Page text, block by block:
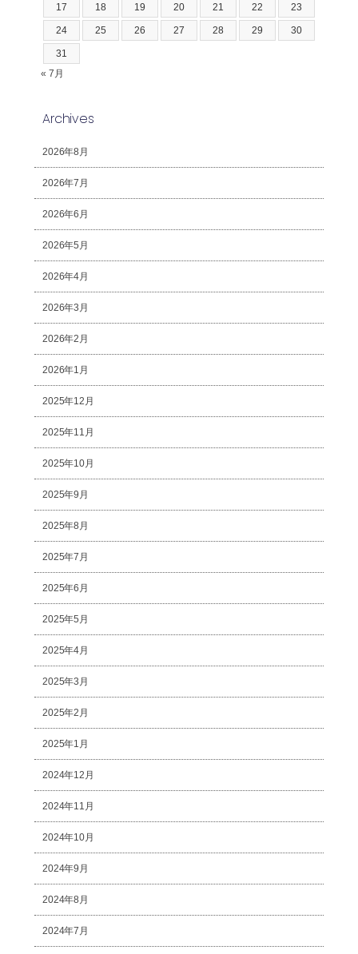
17 18 19 20 21 22 23
24 25 26 27 28 29 30
31
« 7月
Archives
2026年8月
2026年7月
2026年6月
2026年5月
2026年4月
2026年3月
2026年2月
2026年1月
2025年12月
2025年11月
2025年10月
2025年9月
2025年8月
2025年7月
2025年6月
2025年5月
2025年4月
2025年3月
2025年2月
2025年1月
2024年12月
2024年11月
2024年10月
2024年9月
2024年8月
2024年7月